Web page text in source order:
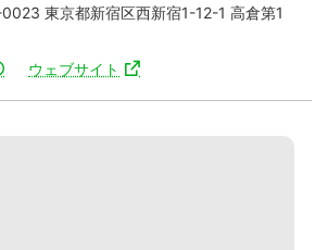
東京都新宿区西新宿1-12-1 高倉第1
ウェブサイト